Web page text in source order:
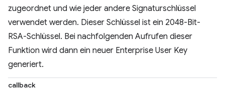
zugeordnet und wie jeder andere Signaturschlüssel
verwendet werden. Dieser Schlüssel ist ein 2048-Bit-
RSA-Schlüssel. Bei nachfolgenden Aufrufen dieser
Funktion wird dann ein neuer Enterprise User Key
generiert.
callback